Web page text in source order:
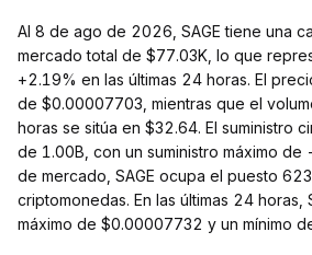
Al 8 de ago de 2026, SAGE tiene una
mercado total de $77.03K, lo que
+2.19% en las últimas 24 horas. El
de $0.00007703, mientras que el
horas se sitúa en $32.64. El suministro
de 1.00B, con un suministro máximo
de mercado, SAGE ocupa el puesto
criptomonedas. En las últimas 24 horas,
máximo de $0.00007732 y un mínimo